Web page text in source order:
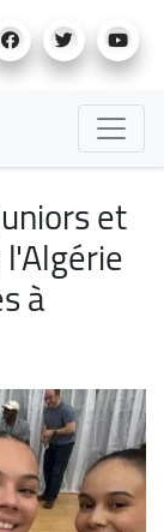
et
à